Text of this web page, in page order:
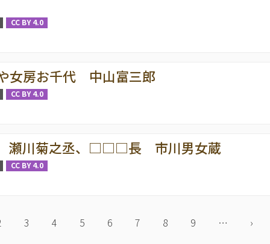
CC BY 4.0
女房お千代 中山富三郎
CC BY 4.0
瀬川菊之丞、□□□長 市川男女蔵
CC BY 4.0
Page
3 Page
4 Page
5 Page
6 Page
7 Page
8 Page
9 …
次›